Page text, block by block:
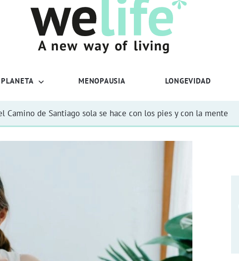
PLANETA MENOPAUSIA LONGEVIDAD
Camino de Santiago sola se hace con los pies y con la mente